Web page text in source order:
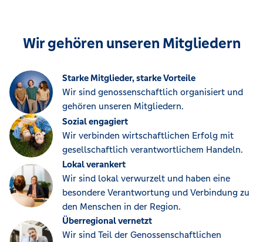
Wir gehören unseren Mitgliedern
Starke Mitglieder, starke Vorteile
Wir sind genossenschaftlich organisiert und
gehören unseren Mitgliedern.
Sozial engagiert
Wir verbinden wirtschaftlichen Erfolg mit
gesellschaftlich verantwortlichem Handeln.
Lokal verankert
Wir sind lokal verwurzelt und haben eine
besondere Verantwortung und Verbindung zu
den Menschen in der Region.
Überregional vernetzt
Wir sind Teil der Genossenschaftlichen